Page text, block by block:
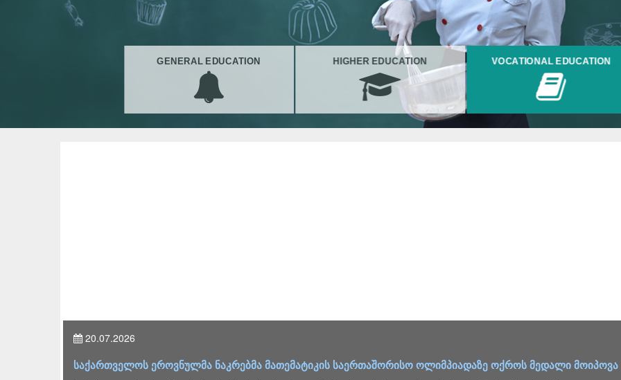
GENERAL EDUCATION HIGHER EDUCATION VOCATIONAL EDUCATION
26.06.2026
ლევან ღირსიაშვილის ხელმძღვანელობით 2026 წლის გამოცდების საორგანიზაციო ჯგუფის სხდომა